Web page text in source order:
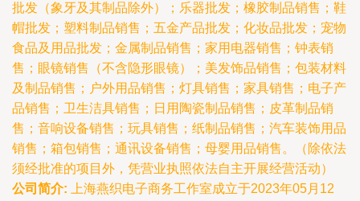
批发（象牙及其制品除外）；乐器批发；橡胶制品销售；鞋
帽批发；塑料制品销售；五金产品批发；化妆品批发；宠物
食品及用品批发；金属制品销售；家用电器销售；钟表销
售；眼镜销售（不含隐形眼镜）；美发饰品销售；包装材料
及制品销售；户外用品销售；灯具销售；家具销售；电子产
品销售；卫生洁具销售；日用陶瓷制品销售；皮革制品销
售；音响设备销售；玩具销售；纸制品销售；汽车装饰用品
销售；箱包销售；通讯设备销售；母婴用品销售。（除依法
须经批准的项目外，凭营业执照依法自主开展经营活动）
公司简介: 上海燕织电子商务工作室成立于2023年05月12